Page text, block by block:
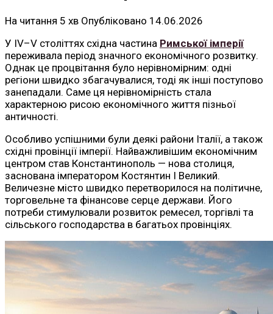
На читання 5 хв Опубліковано 14.06.2026
У IV–V століттях східна частина Римської імперії
переживала період значного економічного розвитку.
Однак це процвітання було нерівномірним: одні
регіони швидко збагачувалися, тоді як інші поступово
занепадали. Саме ця нерівномірність стала
характерною рисою економічного життя пізньої
античності.
Особливо успішними були деякі райони Італії, а також
східні провінції імперії. Найважливішим економічним
центром став Константинополь — нова столиця,
заснована імператором Костянтин I Великий.
Величезне місто швидко перетворилося на політичне,
торговельне та фінансове серце держави. Його
потреби стимулювали розвиток ремесел, торгівлі та
сільського господарства в багатьох провінціях.